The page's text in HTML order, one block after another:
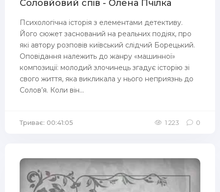
Соловйовий спів - Олена Пчілка
Психологічна історія з елементами детективу.
Його сюжет заснований на реальних подіях, про
які автору розповів київський слідчий Борецький.
Оповідання належить до жанру «машинної»
композиції: молодий злочинець згадує історію зі
свого життя, яка викликала у нього неприязнь до
Солов’я. Коли він...
Триває: 00:41:05 1 223 0